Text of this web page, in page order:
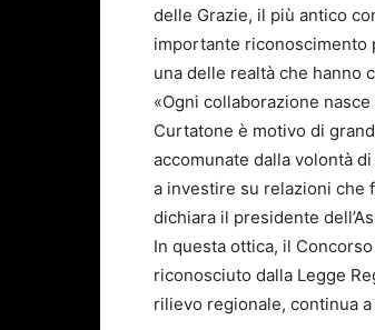
delle Grazie, il più antico
importante riconoscimento
una delle realtà che hanno
«Ogni collaborazione
Curtatone è motivo di
accomunate dalla volontà
a investire su relazioni che
dichiara il presidente
In questa ottica, il
riconosciuto dalla Legge
rilievo regionale, continua